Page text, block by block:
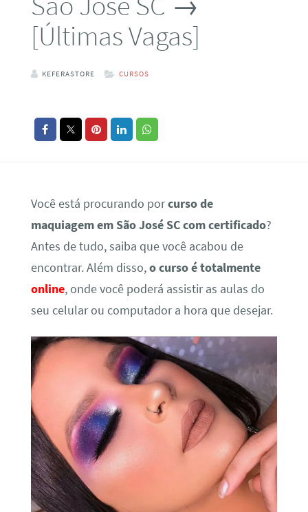
[Últimas Vagas]
KEFERASTORE CURSOS
Você está procurando porcurso de
maquiagem em São José SC com certificado?
Antes de tudo, saiba que você acabou de
encontrar. Além disso,o curso é totalmente
online, onde você poderá assistir as aulas do
seu celular ou computador a hora que desejar.